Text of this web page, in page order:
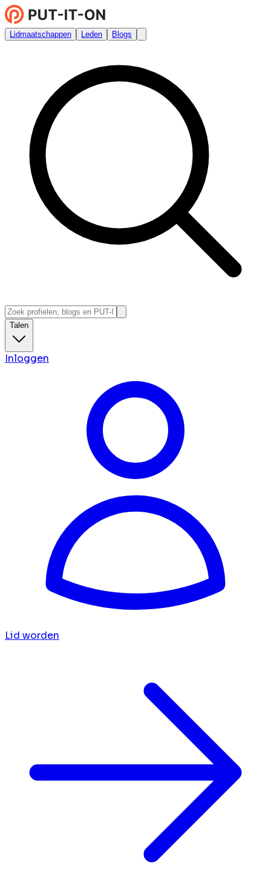
Lidmaatschappen Leden Blogs
Talen
Inloggen
Lid worden